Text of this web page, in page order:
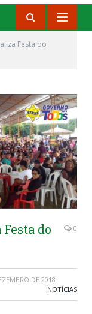
Festa do
do
0
DE 2018
NOTÍCIAS